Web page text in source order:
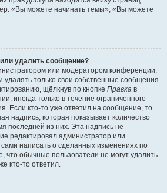
«Вы можете начинать темы», «Вы можете
удалить сообщение?
или модератором конференции,
удалять только свои собственные сообщения.
щёлкнув по кнопке Правка в
иногда только в течение ограниченного
Если кто-то уже ответил на сообщение, то
надпись, которая показывает количество
последней из них. Эта надпись не
редактировал администратор или
написать о сделанных изменениях по
что обычные пользователи не могут удалить
кто-то ответил.